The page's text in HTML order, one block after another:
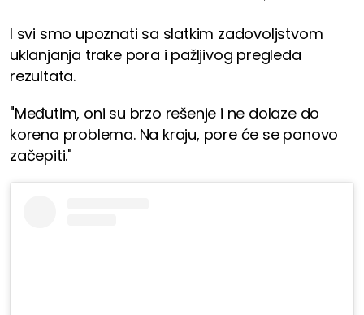
I svi smo upoznati sa slatkim zadovoljstvom
uklanjanja trake pora i pažljivog pregleda
rezultata.
"Međutim, oni su brzo rešenje i ne dolaze do
korena problema. Na kraju, pore će se ponovo
začepiti."